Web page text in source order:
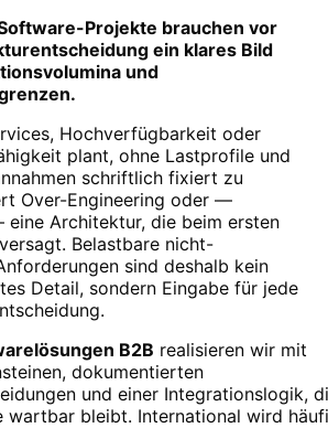
Projekte brauchen vor
ein klares Bild
und
Hochverfügbarkeit oder
plant, ohne Lastprofile und
schriftlich fixiert zu
Over-Engineering oder —
Architektur, die beim ersten
Belastbare nicht-
sind deshalb kein
Detail, sondern Eingabe für jede
B2B realisieren wir mit
dokumentierten
und einer Integrationslogik,
wartbar bleibt. International wird